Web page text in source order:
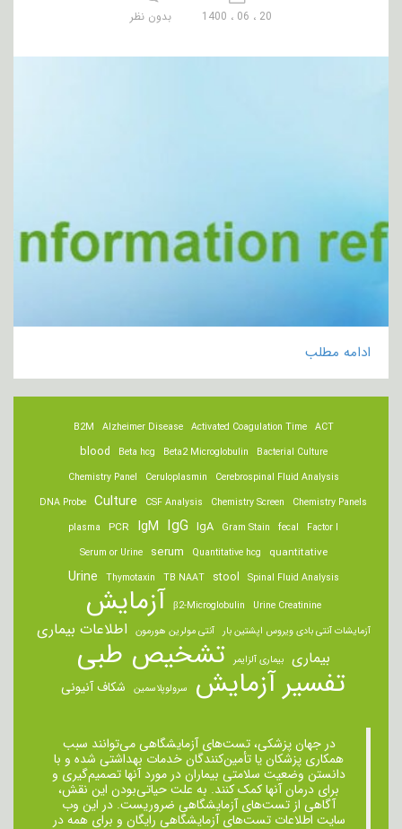
20 ، 06 ، 1400 بدون نظر
ادامه مطلب
ACT
Activated Coagulation Time
Alzheimer Disease
B2M
Bacterial Culture
Beta2 Microglobulin
Beta hcg
blood
Cerebrospinal Fluid Analysis
Ceruloplasmin
Chemistry Panel
Chemistry Panels
Chemistry Screen
CSF Analysis
Culture
DNA Probe
Factor I
fecal
Gram Stain
IgA
IgG
IgM
PCR
plasma
quantitative
Quantitative hcg
serum
Serum or Urine
Spinal Fluid Analysis
stool
TB NAAT
Thymotaxin
Urine
Urine Creatinine
β2-Microglobulin آزمایش
آزمایشات آنتی بادی ویروس اپشتین بار آنتی مولرین هورمون اطلاعات بیماری
بیماری بیماری آلزایمر تشخیص طبی
تفسیر آزمایش سرولوپلاسمین شکاف آنیونی
در جهان پزشکی، تست‌های آزمایشگاهی می‌توانند سبب
همکاری پزشکان یا تأمین‌کنندگان خدمات بهداشتی شده و با
دانستن وضعیت سلامتی بیماران در مورد آنها تصمیم‌گیری و
برای درمان ‌آنها کمک کنند. به علت حیاتی‌بودن این نقش،
آگاهی از تست‌های آزمایشگاهی ضروریست. در این وب
سایت اطلاعات تست‌های آزمایشگاهی رایگان و برای همه در